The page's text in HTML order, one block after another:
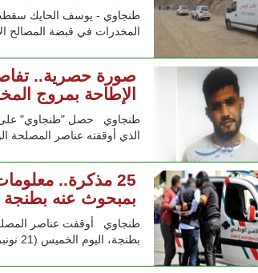
طنجاوي - يوسف الحايك
المخدرات في قبضة المصالح
صورة حصرية..
الإطاحة بمروج
طنجاوي حصل "طنجاوي" على
الذي أوقفته عناصر المصلحة
25 مذكرة..
بمبحوث عنه بطنجة
طنجاوي أوقفت عناصر
بطنجة، اليوم الخميس (21 نونبر)، شخصا يبلغ من العمر